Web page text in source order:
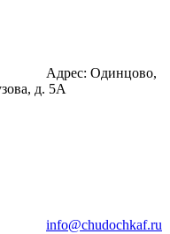
Адрес: Одинцово,
д. 5А
info@chudochkaf.ru